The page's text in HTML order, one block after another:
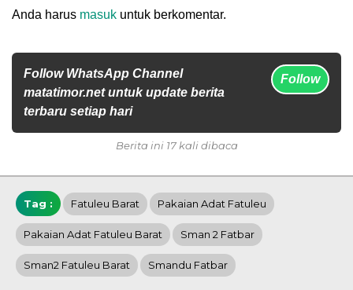
Anda harus masuk untuk berkomentar.
Follow WhatsApp Channel
matatimor.net untuk update berita
terbaru setiap hari
Follow
Berita ini 17 kali dibaca
Tag : Fatuleu Barat Pakaian Adat Fatuleu
Pakaian Adat Fatuleu Barat Sman 2 Fatbar
Sman2 Fatuleu Barat Smandu Fatbar